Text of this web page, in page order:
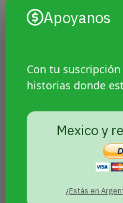
Apoyanos
Con tu
historias donde
Mexico y
¿Estás en
“De parado”:
argentina que